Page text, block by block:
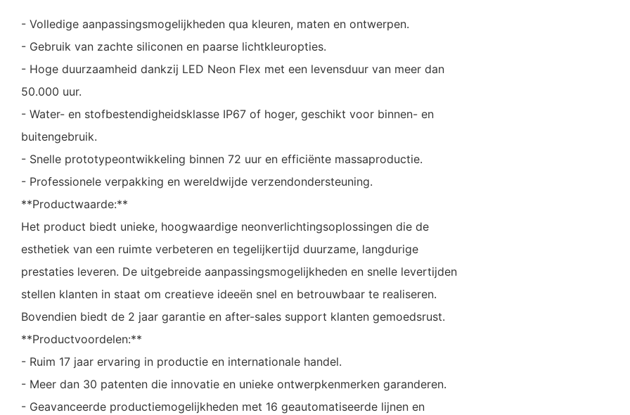
- Volledige aanpassingsmogelijkheden qua kleuren, maten en ontwerpen.
- Gebruik van zachte siliconen en paarse lichtkleuropties.
- Hoge duurzaamheid dankzij LED Neon Flex met een levensduur van meer dan
50.000 uur.
- Water- en stofbestendigheidsklasse IP67 of hoger, geschikt voor binnen- en
buitengebruik.
- Snelle prototypeontwikkeling binnen 72 uur en efficiënte massaproductie.
- Professionele verpakking en wereldwijde verzendondersteuning.
**Productwaarde:**
Het product biedt unieke, hoogwaardige neonverlichtingsoplossingen die de
esthetiek van een ruimte verbeteren en tegelijkertijd duurzame, langdurige
prestaties leveren. De uitgebreide aanpassingsmogelijkheden en snelle levertijden
stellen klanten in staat om creatieve ideeën snel en betrouwbaar te realiseren.
Bovendien biedt de 2 jaar garantie en after-sales support klanten gemoedsrust.
**Productvoordelen:**
- Ruim 17 jaar ervaring in productie en internationale handel.
- Meer dan 30 patenten die innovatie en unieke ontwerpkenmerken garanderen.
- Geavanceerde productiemogelijkheden met 16 geautomatiseerde lijnen en